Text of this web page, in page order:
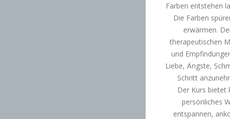
Farben entstehen
Die Farben
erwärmen.
therapeutischen
und
Liebe, Ängste,
Schritt
Der Kurs bietet
persönliches
entspannen,